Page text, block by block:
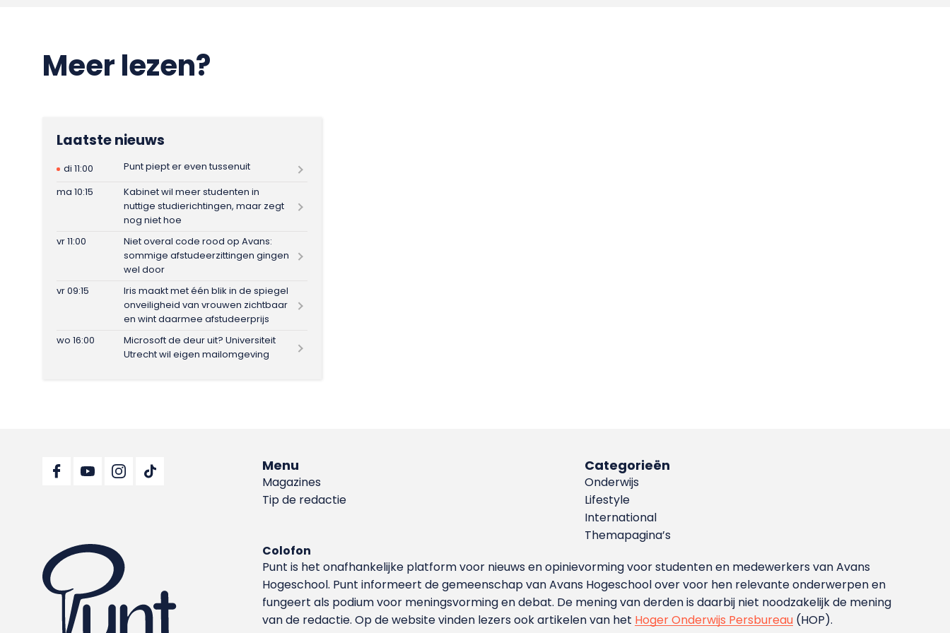
Meer lezen?
Laatste nieuws
di 11:00
Punt piept er even tussenuit
ma 10:15
Kabinet wil meer studenten in
nuttige studierichtingen, maar zegt
nog niet hoe
vr 11:00
Niet overal code rood op Avans:
sommige afstudeerzittingen gingen
wel door
vr 09:15
Iris maakt met één blik in de spiegel
onveiligheid van vrouwen zichtbaar
en wint daarmee afstudeerprijs
wo 16:00
Microsoft de deur uit? Universiteit
Utrecht wil eigen mailomgeving
Menu
Magazines
Tip de redactie
Categorieën
Onderwijs
Lifestyle
International
Themapagina’s
Colofon
Punt is het onafhankelijke platform voor nieuws en opinievorming voor studenten en medewerkers van Avans
Hoge­school. Punt informeert de gemeenschap van Avans Hogeschool over voor hen relevante onderwerpen en
fungeert als podium voor meningsvorming en debat. De mening van derden is daarbij niet noodzakelijk de mening
van de redactie. Op de website vinden lezers ook artikelen van het Hoger Onderwijs Persbureau (HOP).